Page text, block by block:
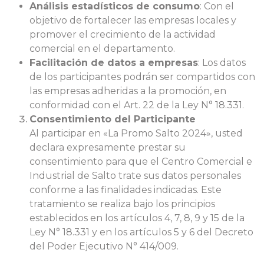
Análisis estadísticos de consumo: Con el
objetivo de fortalecer las empresas locales y
promover el crecimiento de la actividad
comercial en el departamento.
Facilitación de datos a empresas: Los datos
de los participantes podrán ser compartidos con
las empresas adheridas a la promoción, en
conformidad con el Art. 22 de la Ley N° 18.331.
Consentimiento del Participante
Al participar en «La Promo Salto 2024», usted
declara expresamente prestar su
consentimiento para que el Centro Comercial e
Industrial de Salto trate sus datos personales
conforme a las finalidades indicadas. Este
tratamiento se realiza bajo los principios
establecidos en los artículos 4, 7, 8, 9 y 15 de la
Ley N° 18.331 y en los artículos 5 y 6 del Decreto
del Poder Ejecutivo N° 414/009.